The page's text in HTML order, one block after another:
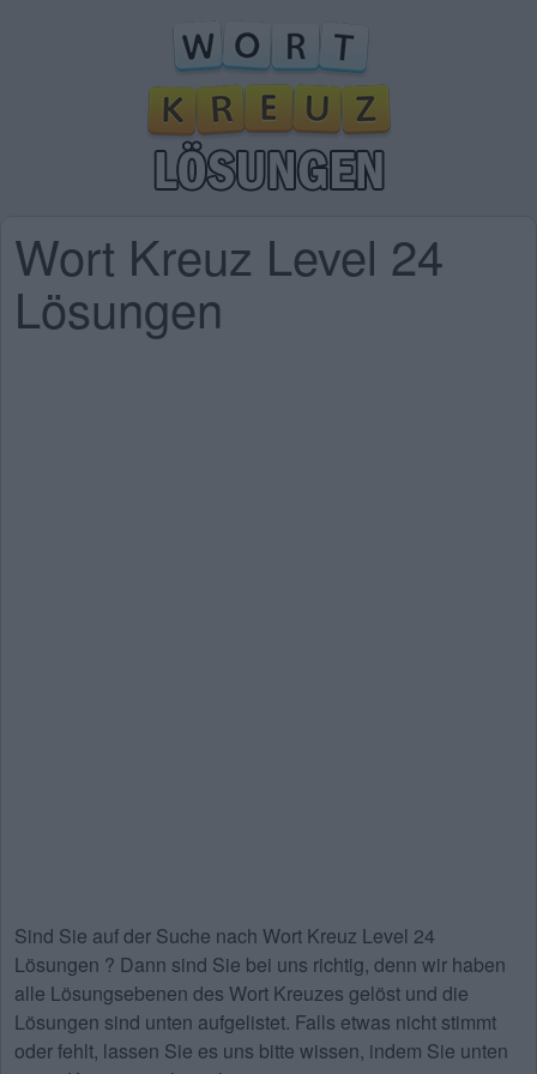
Wort Kreuz Level 24
Lösungen
Sind Sie auf der Suche nach Wort Kreuz Level 24
Lösungen ? Dann sind Sie bei uns richtig, denn wir haben
alle Lösungsebenen des Wort Kreuzes gelöst und die
Lösungen sind unten aufgelistet. Falls etwas nicht stimmt
oder fehlt, lassen Sie es uns bitte wissen, indem Sie unten